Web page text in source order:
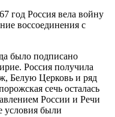
год Россия вела войну
воссоединения с
было подписано
Россия получила
Белую Церковь и ряд
сечь осталась
России и Речи
условия были